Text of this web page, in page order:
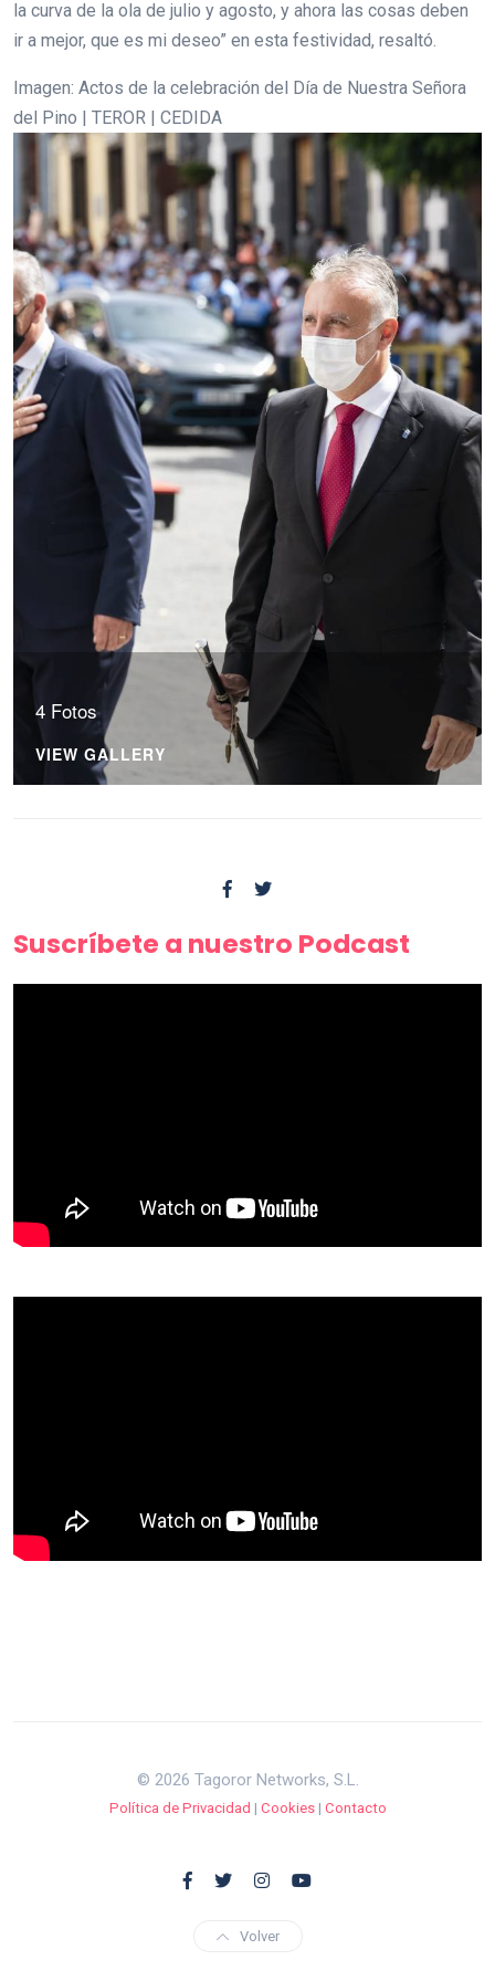
la curva de la ola de julio y agosto, y ahora las cosas deben
ir a mejor, que es mi deseo” en esta festividad, resaltó.
Imagen: Actos de la celebración del Día de Nuestra Señora
del Pino | TEROR | CEDIDA
4 Fotos
VIEW GALLERY
Suscríbete a nuestro Podcast
© 2026 Tagoror Networks, S.L.
Política de Privacidad | Cookies| Contacto
Volver